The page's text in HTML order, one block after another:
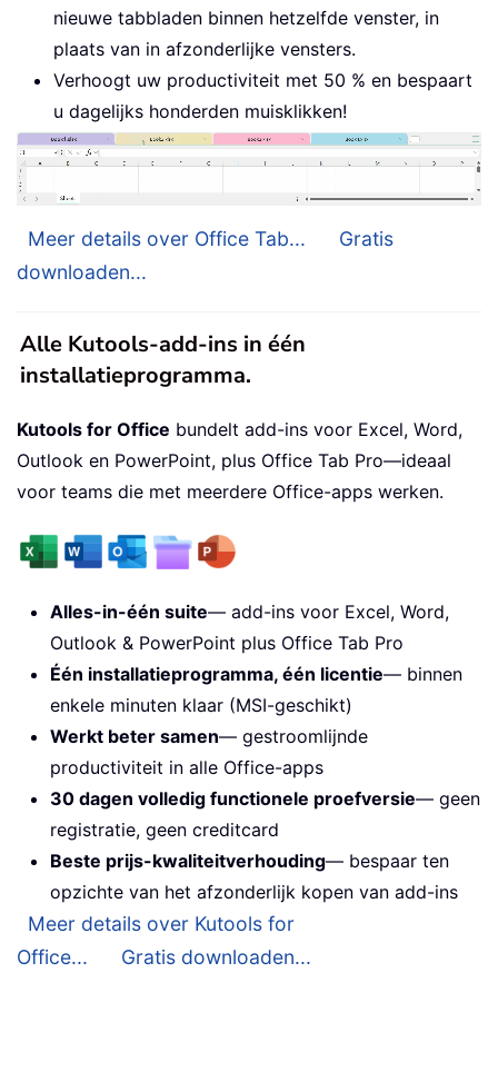
nieuwe tabbladen binnen hetzelfde venster, in
plaats van in afzonderlijke vensters.
Verhoogt uw productiviteit met 50 % en bespaart
u dagelijks honderden muisklikken!
Meer details over Office Tab...
Gratis
downloaden...
Alle Kutools-add-ins in één
installatieprogramma.
Kutools for Office bundelt add-ins voor Excel, Word,
Outlook en PowerPoint, plus Office Tab Pro—ideaal
voor teams die met meerdere Office-apps werken.
Alles-in-één suite— add-ins voor Excel, Word,
Outlook & PowerPoint plus Office Tab Pro
Één installatieprogramma, één licentie— binnen
enkele minuten klaar (MSI-geschikt)
Werkt beter samen— gestroomlijnde
productiviteit in alle Office-apps
30 dagen volledig functionele proefversie— geen
registratie, geen creditcard
Beste prijs-kwaliteitverhouding— bespaar ten
opzichte van het afzonderlijk kopen van add-ins
Meer details over Kutools for
Office...
Gratis downloaden...